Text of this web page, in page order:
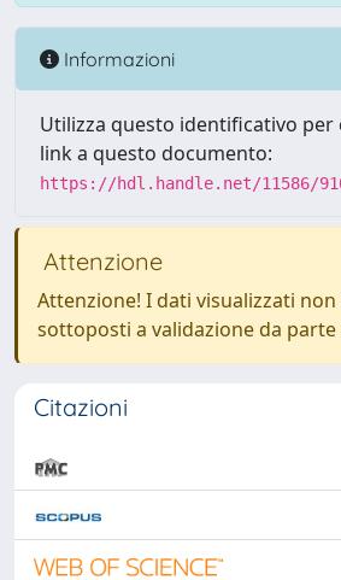
Informazioni
Utilizza questo identificativo per
link a questo documento:
https://hdl.handle.net/11586/
Attenzione
Attenzione! I dati visualizzati
sottoposti a validazione da
Citazioni